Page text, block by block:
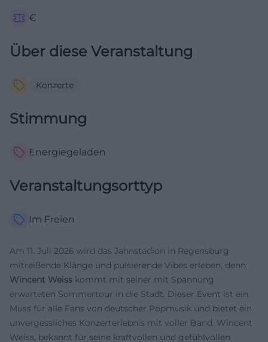
€
Über diese Veranstaltung
Konzerte
Stimmung
Energiegeladen
Veranstaltungsorttyp
Im Freien
Am 11. Juli 2026 wird das Jahnstadion in Regensburg
mitreißende Klänge und pulsierende Vibes erleben, denn
Wincent Weiss kommt mit seiner mit Spannung
erwarteten Sommertour in die Stadt. Dieser Event ist ein
Muss für alle Fans von deutscher Popmusik und bietet ein
unvergessliches Konzerterlebnis mit voller Band. Wincent
Weiss, bekannt für seine kraftvollen und gefühlvollen